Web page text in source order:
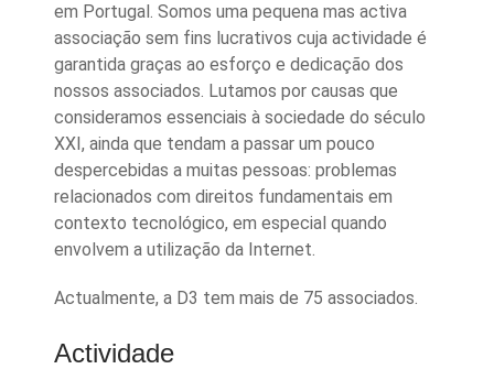
em Portugal. Somos uma pequena mas activa
associação sem fins lucrativos cuja actividade é
garantida graças ao esforço e dedicação dos
nossos associados. Lutamos por causas que
consideramos essenciais à sociedade do século
XXI, ainda que tendam a passar um pouco
despercebidas a muitas pessoas: problemas
relacionados com direitos fundamentais em
contexto tecnológico, em especial quando
envolvem a utilização da Internet.
Actualmente, a D3 tem mais de 75 associados.
Actividade